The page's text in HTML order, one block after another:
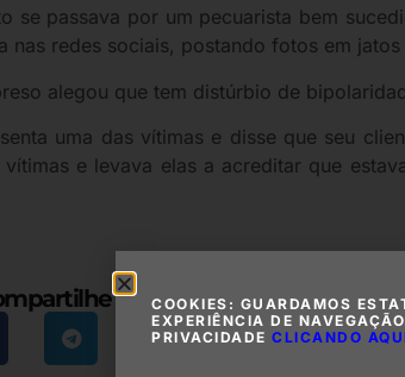
se passava por um pecuarista bem
nas redes sociais, postando fotos em
alegou que tem distúrbio de
uma das vítimas e disse que seu
vítimas e levava elas a acreditar que
essa matéria
COOKIES: GUARDAMOS
EXPERIÊNCIA DE
PRIVACIDADE CLICANDO